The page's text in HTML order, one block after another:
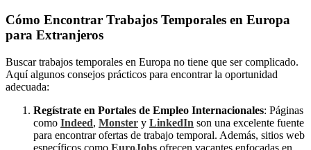
Cómo Encontrar Trabajos Temporales en Europa
para Extranjeros
Buscar trabajos temporales en Europa no tiene que ser complicado.
Aquí algunos consejos prácticos para encontrar la oportunidad
adecuada:
Regístrate en Portales de Empleo Internacionales: Páginas
como Indeed, Monster y LinkedIn son una excelente fuente
para encontrar ofertas de trabajo temporal. Además, sitios web